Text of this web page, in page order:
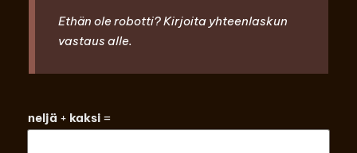
Ethän ole robotti? Kirjoita yhteenlaskun
vastaus alle.
neljä + kaksi =